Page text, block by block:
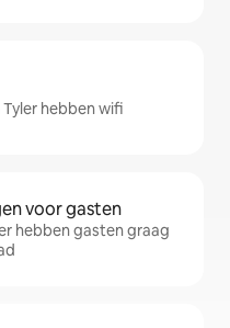
hebben wifi
voor gasten
hebben gasten graag